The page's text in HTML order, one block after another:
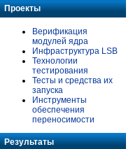
Проекты
Верификация
модулей ядра
Инфраструктура LSB
Технологии
тестирования
Тесты и средства их
запуска
Инструменты
обеспечения
переносимости
Результаты